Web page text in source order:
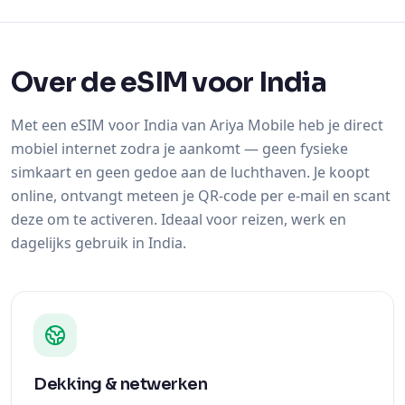
Over de eSIM voor India
Met een eSIM voor India van Ariya Mobile heb je direct
mobiel internet zodra je aankomt — geen fysieke
simkaart en geen gedoe aan de luchthaven. Je koopt
online, ontvangt meteen je QR-code per e-mail en scant
deze om te activeren. Ideaal voor reizen, werk en
dagelijks gebruik in India.
Dekking & netwerken